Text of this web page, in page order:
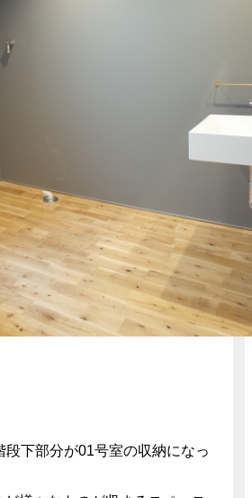
段下部分が01号室の収納になっ